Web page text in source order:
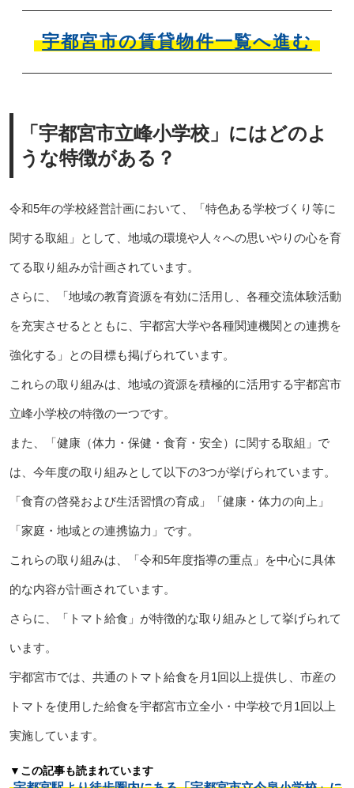
宇都宮市の賃貸物件一覧へ進む
「宇都宮市立峰小学校」にはどのよ
うな特徴がある？
令和5年の学校経営計画において、「特色ある学校づくり等に
関する取組」として、地域の環境や人々への思いやりの心を育
てる取り組みが計画されています。
さらに、「地域の教育資源を有効に活用し、各種交流体験活動
を充実させるとともに、宇都宮大学や各種関連機関との連携を
強化する」との目標も掲げられています。
これらの取り組みは、地域の資源を積極的に活用する宇都宮市
立峰小学校の特徴の一つです。
また、「健康（体力・保健・食育・安全）に関する取組」で
は、今年度の取り組みとして以下の3つが挙げられています。
「食育の啓発および生活習慣の育成」「健康・体力の向上」
「家庭・地域との連携協力」です。
これらの取り組みは、「令和5年度指導の重点」を中心に具体
的な内容が計画されています。
さらに、「トマト給食」が特徴的な取り組みとして挙げられて
います。
宇都宮市では、共通のトマト給食を月1回以上提供し、市産の
トマトを使用した給食を宇都宮市立全小・中学校で月1回以上
実施しています。
▼この記事も読まれています